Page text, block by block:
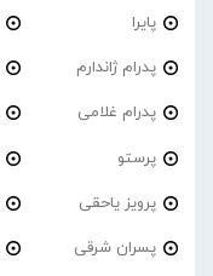
پایرا
پدرام ژاندارم
پدرام غلامی
پرستو
پرویز یاحقی
پسران شرقی